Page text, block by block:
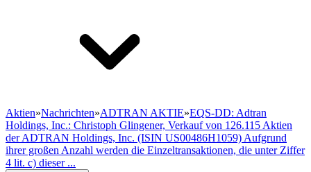
Aktien»Nachrichten»ADTRAN AKTIE»EQS-DD: Adtran
Holdings, Inc.: Christoph Glingener, Verkauf von 126.115 Aktien
der ADTRAN Holdings, Inc. (ISIN US00486H1059) Aufgrund
ihrer großen Anzahl werden die Einzeltransaktionen, die unter Ziffer
4 lit. c) dieser ...